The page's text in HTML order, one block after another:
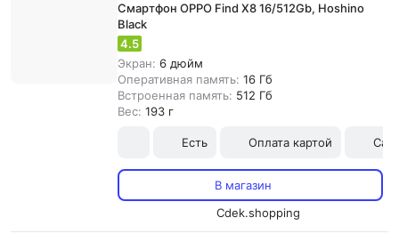
Смартфон OPPO Find X8 16/512Gb, Hoshino
Black
4.5
Экран: 6 дюйм
Оперативная память: 16 Гб
Встроенная память: 512 Гб
Вес: 193 г
Есть Оплата картой
В магазин
Cdek.shopping